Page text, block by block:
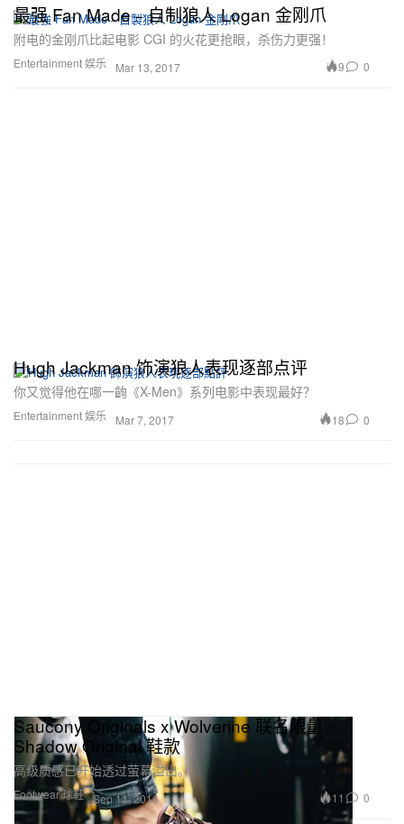
Entertainment 娱乐
最强 Fan Made﹣自制狼人 Logan 金刚爪
附电的金刚爪比起电影 CGI 的火花更抢眼，杀伤力更强！
Mar 13, 2017 9 0
Entertainment 娱乐
Hugh Jackman 饰演狼人表现逐部点评
你又觉得他在哪一齣《X-Men》系列电影中表现最好？
Mar 7, 2017 18 0
Footwear 球鞋
Saucony Originals x Wolverine 联名限量
Shadow Original 鞋款
高级质感已开始透过萤幕溢出。
Sep 11, 2016 11 0